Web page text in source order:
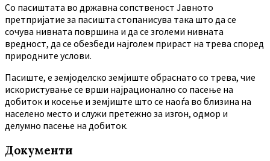
Co пасиштата во државна сопственост Јавното
претпријатие за пасишта стопанисува така што да се
сочува нивната површина и да се зголеми нивната
вредност, да се обезбеди најголем прираст на трева според
природните услови.
Пасиште, е земјоделско земјиште обраснато со трева, чие
искористување се врши најрационално со пасење на
добиток и косење и земјиште што се наоѓа во близина на
населено место и служи претежно за изгон, одмор и
делумно пасење на добиток.
Документи